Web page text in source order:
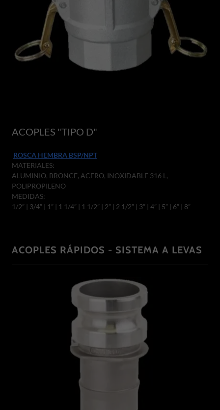
ACOPLES "TIPO D"
ROSCA HEMBRA BSP/NPT
MATERIALES:
ALUMINIO, BRONCE, ACERO, INOXIDABLE 316 L,
POLIPROPILENO
MEDIDAS:
1/2” | 3/4” | 1” | 1 1/4” | 1 1/2” | 2” | 2 1/2” | 3” | 4” | 5” | 6” | 8”
ACOPLES RÁPIDOS - SISTEMA A LEVAS